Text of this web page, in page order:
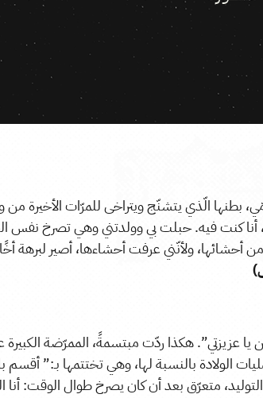
بطنها الّذي يتشنّج ويتراخى للمرّات الأخيرة
أنا كنت فيه. حبلت بي وولدتني وهي تصرخ نفس
أحشائها، ولأنّني عرفت أحشاءها، أصير لبرهة
يا عزيزتي”. هكذا ردّت مبتسمةً، الممرّضة
الولادة بالنسبة لها، وهي تختتمها بـ:” أقسم
متعرّق بعد أن كان يصرخ طوال الوقت: